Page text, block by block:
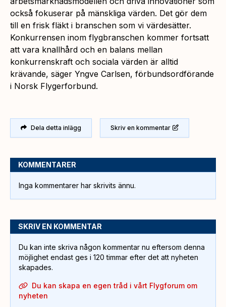
också fokuserar på mänskliga värden. Det gör dem
till en frisk fläkt i branschen som vi värdesätter.
Konkurrensen inom flygbranschen kommer fortsatt
att vara knallhård och en balans mellan
konkurrenskraft och sociala värden är alltid
krävande, säger Yngve Carlsen, förbundsordförande
i Norsk Flygerforbund.
Dela detta inlägg Skriv en kommentar
KOMMENTARER
Inga kommentarer har skrivits ännu.
SKRIV EN KOMMENTAR
Du kan inte skriva någon kommentar nu eftersom denna
möjlighet endast ges i 120 timmar efter det att nyheten
skapades.
Du kan skapa en egen tråd i vårt Flygforum om
nyheten